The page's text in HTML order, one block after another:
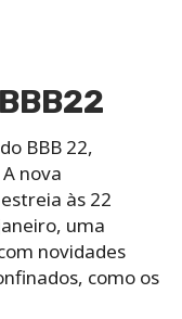
BBB 22,
nova
às 22
uma
novidades
como os